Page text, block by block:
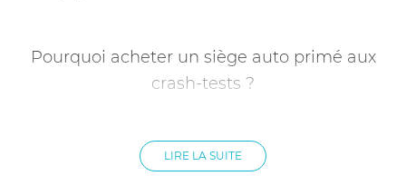
Pourquoi acheter un siège auto primé aux
crash-tests ?
et la ECE R129 instaurent plusieurs règles de base autour de
l’utilisation des sièges autos comme la catégorisation des
LIRE LA SUITE